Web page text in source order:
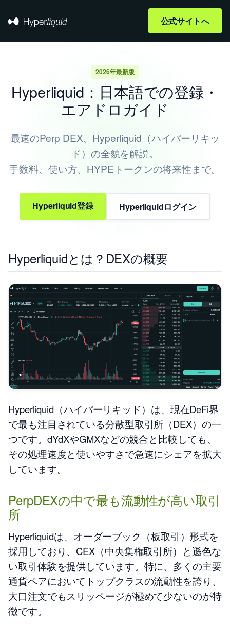
容
公式サイトへ
2026年最新版
Hyperliquid：日本語での登録・
エアドロガイド
最速のPerp DEX、Hyperliquid（ハイパーリキッ
ド）の全貌を解説。
手数料、使い方、HYPEトークンの将来性まで。
Hyperliquid登録 Hyperliquidログイン
Hyperliquidとは？DEXの概要
Hyperliquid（ハイパーリキッド）は、現在DeFi界
で最も注目されている分散型取引所（DEX）の一
つです。dYdXやGMXなどの競合と比較しても、
その処理速度と使いやすさで急速にシェアを拡大
しています。
PerpDEXの中で最も流動性が高い取引
所
Hyperliquidは、オーダーブック（板取引）形式を
採用しており、CEX（中央集権取引所）と遜色な
い取引体験を提供しています。特に、多くの主要
通貨ペアにおいてトップクラスの流動性を誇り、
大口注文でもスリッページが極めて少ないのが特
徴です。